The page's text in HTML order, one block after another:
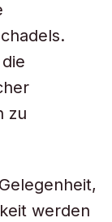
zu
werden